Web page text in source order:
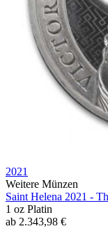
2021
Weitere Münzen
Saint Helena 2021 -
1 oz Platin
ab 2.343,98 €